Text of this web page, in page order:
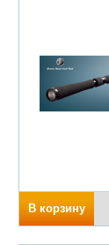
В корзину